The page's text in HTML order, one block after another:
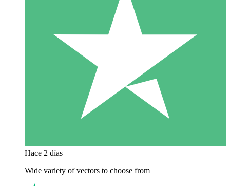
Hace 2 días
Wide variety of vectors to choose from